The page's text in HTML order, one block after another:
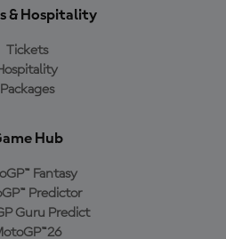
& Hospitality
Tickets
Packages
Hub
Fantasy
Predictor
Guru Predict